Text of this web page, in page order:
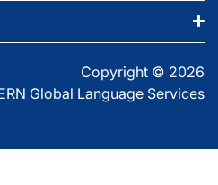
Copyright © 2026
Global Language Services